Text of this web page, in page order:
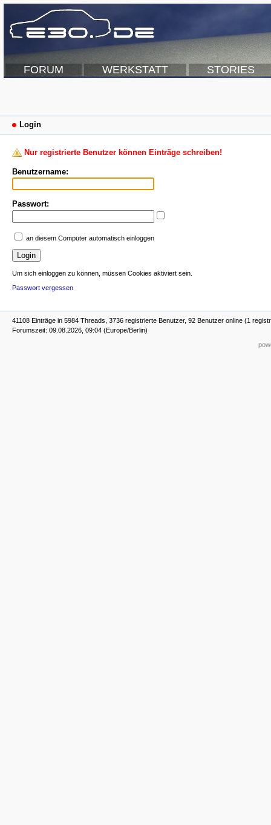
FORUM WERKSTATT STORIES
Login
Nur registrierte Benutzer können Einträge schreiben!
Benutzername:
Passwort:
an diesem Computer automatisch einloggen
Um sich einloggen zu können, müssen Cookies aktiviert sein.
Passwort vergessen
41108 Einträge in 5984 Threads, 3736 registrierte Benutzer, 92 Benutzer online (1
Forumszeit: 09.08.2026, 09:04 (Europe/Berlin)